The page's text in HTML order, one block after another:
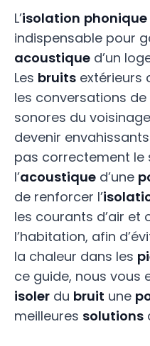
L’isolation phonique
indispensable pour
acoustique d’un
Les bruits extérieurs
les conversations de
sonores du
devenir
pas correctement le
l’acoustique d’une
de renforcer l’
les courants d’air et
l’habitation, afin
la chaleur dans les
ce guide, nous vous
isoler du bruit une
meilleures solutions